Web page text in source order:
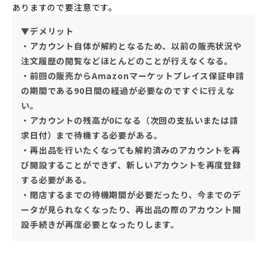
ありますので要注意です。
▼デメリット
・アカウント自体が解約となるため、以前の販売状況や
注文履歴の閲覧などほとんどのことが行えなくなる。
・前回の販売からAmazonマーケットプレイス保証申請
の期間である90日間の経過が必要なのですぐに行えな
い。
・アカウントの残高が0になる（次回の支払いまたは請
求日付）まで待機する必要がある。
・再出品を行いたくなっても解約済みのアカウントを再
び開設することができず、新しいアカウントを再度登録
する必要がある。
・閉店するまでの待機期間が必要だったり、今までのデ
ータが見られなくなったり、再出品の際のアカウント開
設手続きが再度必要となったりします。